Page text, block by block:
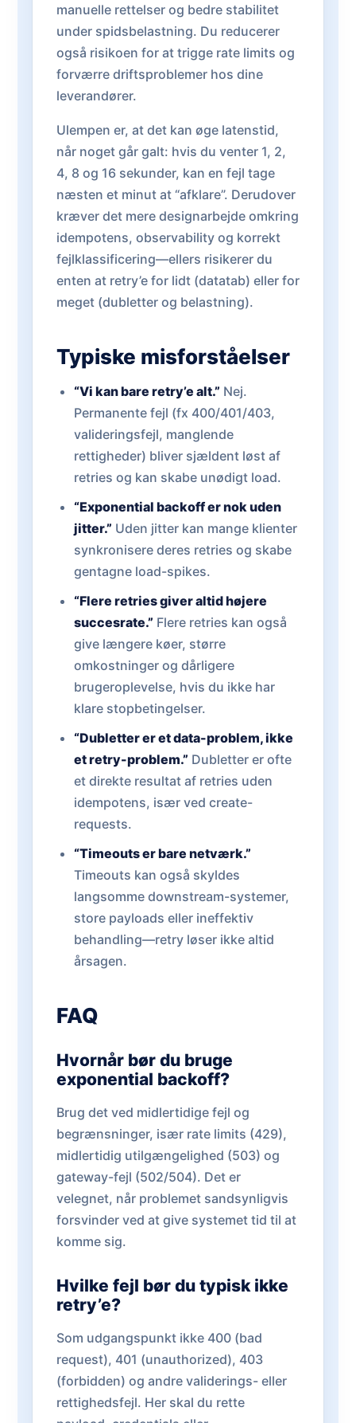
manuelle rettelser og bedre stabilitet
under spidsbelastning. Du reducerer
også risikoen for at trigge rate limits og
forværre driftsproblemer hos dine
leverandører.
Ulempen er, at det kan øge latenstid,
når noget går galt: hvis du venter 1, 2,
4, 8 og 16 sekunder, kan en fejl tage
næsten et minut at “afklare”. Derudover
kræver det mere designarbejde omkring
idempotens, observability og korrekt
fejlklassificering—ellers risikerer du
enten at retry’e for lidt (datatab) eller for
meget (dubletter og belastning).
Typiske misforståelser
“Vi kan bare retry’e alt.” Nej.
Permanente fejl (fx 400/401/403,
valideringsfejl, manglende
rettigheder) bliver sjældent løst af
retries og kan skabe unødigt load.
“Exponential backoff er nok uden
jitter.” Uden jitter kan mange klienter
synkronisere deres retries og skabe
gentagne load-spikes.
“Flere retries giver altid højere
succesrate.” Flere retries kan også
give længere køer, større
omkostninger og dårligere
brugeroplevelse, hvis du ikke har
klare stopbetingelser.
“Dubletter er et data-problem, ikke
et retry-problem.” Dubletter er ofte
et direkte resultat af retries uden
idempotens, især ved create-
requests.
“Timeouts er bare netværk.”
Timeouts kan også skyldes
langsomme downstream-systemer,
store payloads eller ineffektiv
behandling—retry løser ikke altid
årsagen.
FAQ
Hvornår bør du bruge
exponential backoff?
Brug det ved midlertidige fejl og
begrænsninger, især rate limits (429),
midlertidig utilgængelighed (503) og
gateway-fejl (502/504). Det er
velegnet, når problemet sandsynligvis
forsvinder ved at give systemet tid til at
komme sig.
Hvilke fejl bør du typisk ikke
retry’e?
Som udgangspunkt ikke 400 (bad
request), 401 (unauthorized), 403
(forbidden) og andre validerings- eller
rettighedsfejl. Her skal du rette